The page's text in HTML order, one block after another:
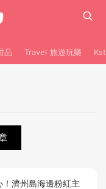
品 Travel 旅遊玩樂
濟州島海邊粉紅主